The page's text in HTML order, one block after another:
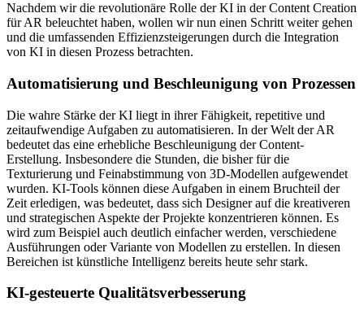
Nachdem wir die revolutionäre Rolle der KI in der Content Creation
für AR beleuchtet haben, wollen wir nun einen Schritt weiter gehen
und die umfassenden Effizienzsteigerungen durch die Integration
von KI in diesen Prozess betrachten.
Automatisierung und Beschleunigung von Prozessen
Die wahre Stärke der KI liegt in ihrer Fähigkeit, repetitive und
zeitaufwendige Aufgaben zu automatisieren. In der Welt der AR
bedeutet das eine erhebliche Beschleunigung der Content-
Erstellung. Insbesondere die Stunden, die bisher für die
Texturierung und Feinabstimmung von 3D-Modellen aufgewendet
wurden. KI-Tools können diese Aufgaben in einem Bruchteil der
Zeit erledigen, was bedeutet, dass sich Designer auf die kreativeren
und strategischen Aspekte der Projekte konzentrieren können. Es
wird zum Beispiel auch deutlich einfacher werden, verschiedene
Ausführungen oder Variante von Modellen zu erstellen. In diesen
Bereichen ist künstliche Intelligenz bereits heute sehr stark.
KI-gesteuerte Qualitätsverbesserung